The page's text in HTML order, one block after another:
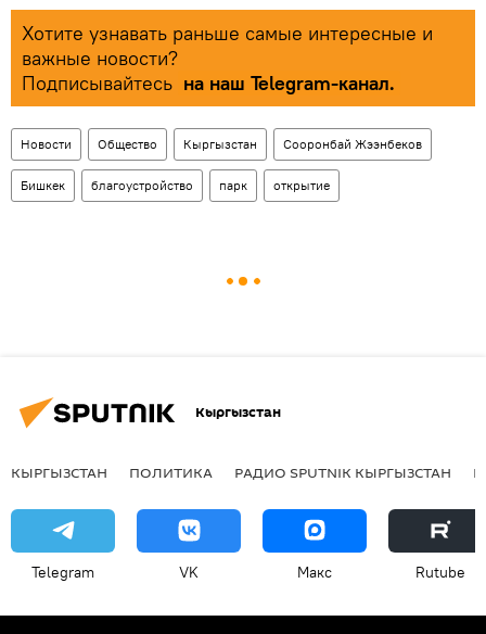
Хотите узнавать раньше самые интересные и
важные новости?
Подписывайтесь на наш Telegram-канал.
Новости Общество Кыргызстан Сооронбай Жээнбеков
Бишкек благоустройство парк открытие
Кыргызстан
КЫРГЫЗСТАН ПОЛИТИКА РАДИО SPUTNIK КЫРГЫЗСТАН
Telegram VK Макс Rutube